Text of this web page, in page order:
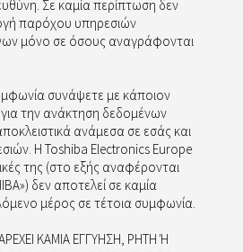
Σε καμία περίπτωση δεν
παρόχου υπηρεσιών
μόνο σε όσους αναγράφονται
συνάψετε με κάποιον
την ανάκτηση δεδομένων
ανάμεσα σε εσάς και
Η Toshiba Electronics Europe
της (στο εξής αναφέρονται
δεν αποτελεί σε καμία
μέρος σε τέτοια συμφωνία.
ΚΑΜΙΑ ΕΓΓΥΗΣΗ, ΡΗΤΗ Ή